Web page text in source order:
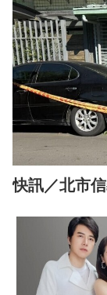
快訊／北市